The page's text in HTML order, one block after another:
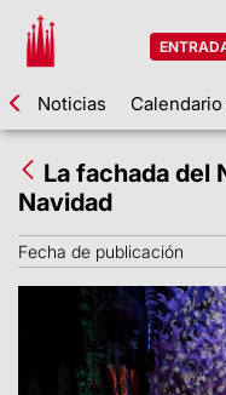
Noticias
La fachada del
Navidad
Fecha de publicación